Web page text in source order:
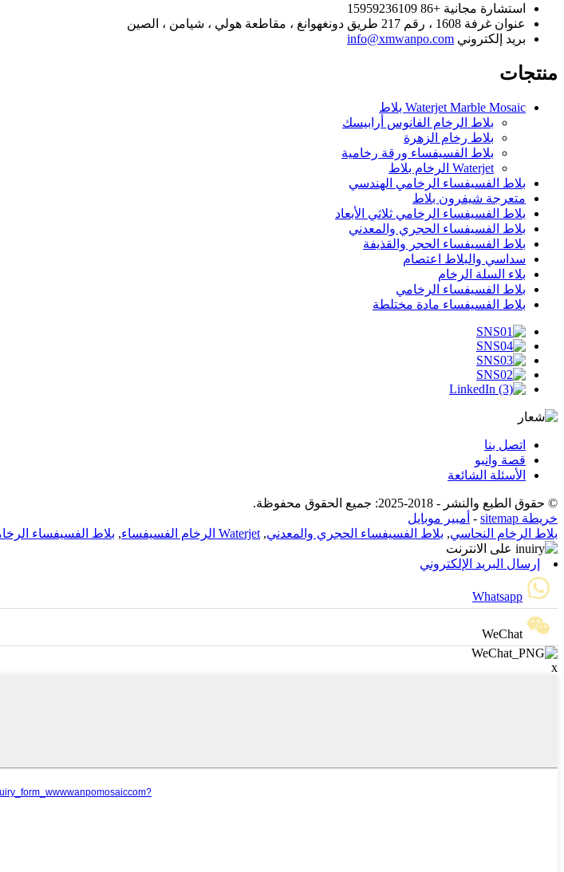
استشارة مجانية +86 15959236109
عنوان غرفة 1608 ، رقم 217 طريق دونغهوانغ ، مقاطعة هولي ، شيامن ، الصين
بريد إلكتروني info@xmwanpo.com
منتجات
Waterjet Marble Mosaic بلاط
بلاط الرخام الفانوس أرابيسك
بلاط رخام الزهرة
بلاط الفسيفساء ورقة رخامية
Waterjet الرخام بلاط
بلاط الفسيفساء الرخامي الهندسي
متعرجة شيفرون بلاط
بلاط الفسيفساء الرخامي ثلاثي الأبعاد
بلاط الفسيفساء الحجري والمعدني
بلاط الفسيفساء الحجر والقذيفة
سداسي والبلاط اعتصام
بلاء السلة الرخام
بلاط الفسيفساء الرخامي
بلاط الفسيفساء مادة مختلطة
اتصل بنا
قصة وانبو
الأسئلة الشائعة
© حقوق الطبع والنشر - 2018-2025: جميع الحقوق محفوظة.
خريطة sitemap
- أمبير موبايل
بلاط الرخام النحاسي, بلاط الفسيفساء الحجري والمعدني,Waterjet الرخام الفسيفساء , بلاط الفسيفساء
إرسال البريد الإلكتروني
Whatsapp
WeChat
x